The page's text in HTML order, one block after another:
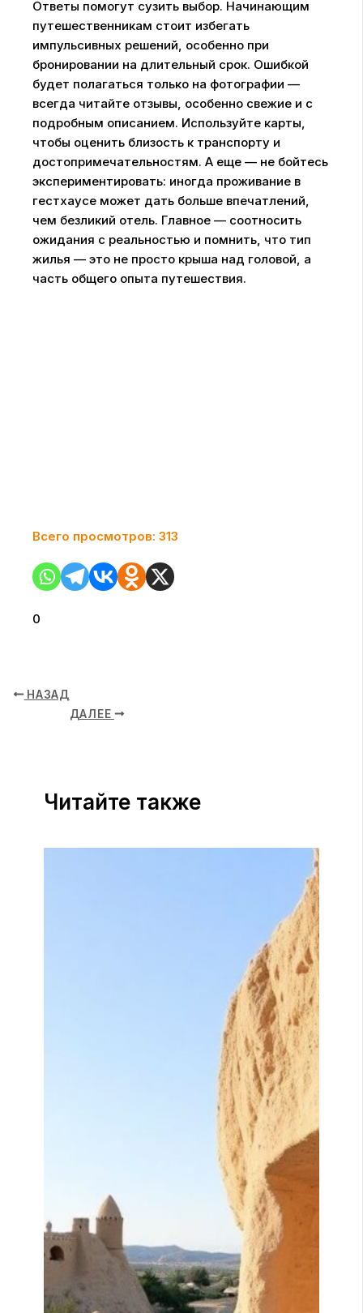
Ответы помогут сузить выбор. Начинающим
путешественникам стоит избегать
импульсивных решений, особенно при
бронировании на длительный срок. Ошибкой
будет полагаться только на фотографии —
всегда читайте отзывы, особенно свежие и с
подробным описанием. Используйте карты,
чтобы оценить близость к транспорту и
достопримечательностям. А еще — не бойтесь
экспериментировать: иногда проживание в
гестхаусе может дать больше впечатлений,
чем безликий отель. Главное — соотносить
ожидания с реальностью и помнить, что тип
жилья — это не просто крыша над головой, а
часть общего опыта путешествия.
Всего просмотров: 313
0
НАЗАД
ДАЛЕЕ
Читайте также